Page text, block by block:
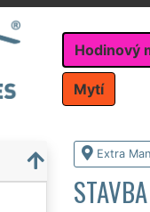
Hodinový
Mytí
Extra